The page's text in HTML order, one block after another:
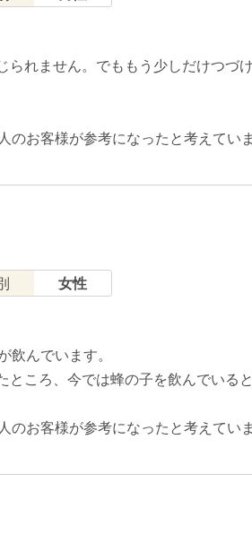
られません。でももう少しだけつづ
のお客様が参考になったと考えてい
女性
飲んでいます。
ところ、今では蜂の子を飲んでいる
のお客様が参考になったと考えてい